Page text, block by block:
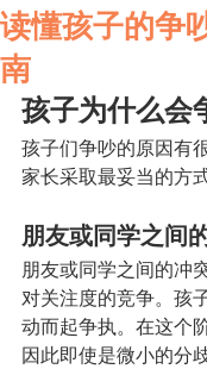
读懂孩子的争
南
孩子为什么会
孩子们争吵的原因有
家长采取最妥当的方
朋友或同学之间
朋友或同学之间的冲
对关注度的竞争。孩
动而起争执。在这个
因此即使是微小的分